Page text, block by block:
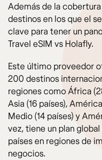
Además de la
destinos en los que el
clave para tener un
Travel eSIM vs Holafly.
Este último proveedor
200 destinos
regiones como África
Asia (16 países),
Medio (14 países) y
vez, tiene un plan
países en regiones de
negocios.